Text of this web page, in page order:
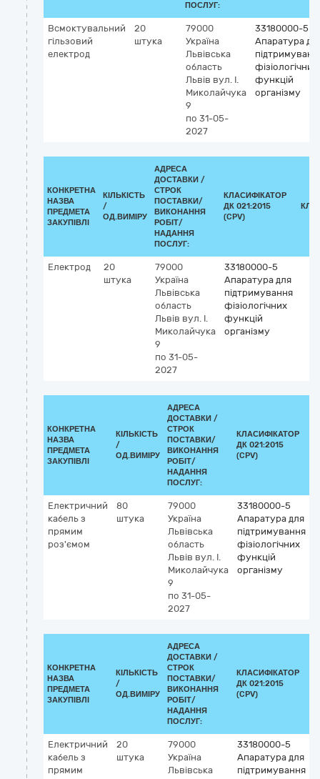
ПОСЛУГ:
Всмоктувальний
гільзовий
електрод
20
штука
79000
Україна
Львівська
область
Львів вул. І.
Миколайчука
9
по 31-05-
2027
33180000-5
Апаратура
фізіологічних
функцій
організму
КОНКРЕТНА
НАЗВА
ПРЕДМЕТА
ЗАКУПІВЛІ
КІЛЬКІСТЬ
/
ОД.ВИМІРУ
АДРЕСА
ДОСТАВКИ /
СТРОК
ПОСТАВКИ/
ВИКОНАННЯ
РОБІТ/
НАДАННЯ
ПОСЛУГ:
КЛАСИФІКАТОР
ДК 021:2015
(CPV)
Електрод
20
штука
79000
Україна
Львівська
область
Львів вул. І.
Миколайчука
9
по 31-05-
2027
33180000-5
Апаратура для
підтримування
фізіологічних
функцій
організму
КОНКРЕТНА
НАЗВА
ПРЕДМЕТА
ЗАКУПІВЛІ
КІЛЬКІСТЬ
/
ОД.ВИМІРУ
АДРЕСА
ДОСТАВКИ /
СТРОК
ПОСТАВКИ/
ВИКОНАННЯ
РОБІТ/
НАДАННЯ
ПОСЛУГ:
КЛАСИФІКАТОР
ДК 021:2015
(CPV)
Електричний
кабель з
прямим
роз'ємом
80
штука
79000
Україна
Львівська
область
Львів вул. І.
Миколайчука
9
по 31-05-
2027
33180000-5
Апаратура для
підтримування
фізіологічних
функцій
організму
КОНКРЕТНА
НАЗВА
ПРЕДМЕТА
ЗАКУПІВЛІ
КІЛЬКІСТЬ
/
ОД.ВИМІРУ
АДРЕСА
ДОСТАВКИ /
СТРОК
ПОСТАВКИ/
ВИКОНАННЯ
РОБІТ/
НАДАННЯ
ПОСЛУГ:
КЛАСИФІКАТОР
ДК 021:2015
(CPV)
Електричний
кабель з
прямим
20
штука
79000
Україна
Львівська
33180000-5
Апаратура для
підтримування